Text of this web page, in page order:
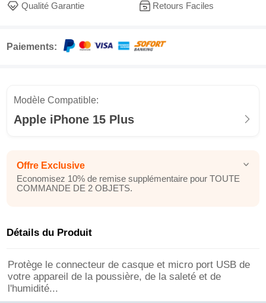
Qualité Garantie
Retours Faciles
Paiements:
Modèle Compatible:
Apple iPhone 15 Plus
Offre Exclusive
Economisez 10% de remise supplémentaire pour TOUTE
COMMANDE DE 2 OBJETS.
Détails du Produit
Protège le connecteur de casque et micro port USB de
votre appareil de la poussière, de la saleté et de
l'humidité...